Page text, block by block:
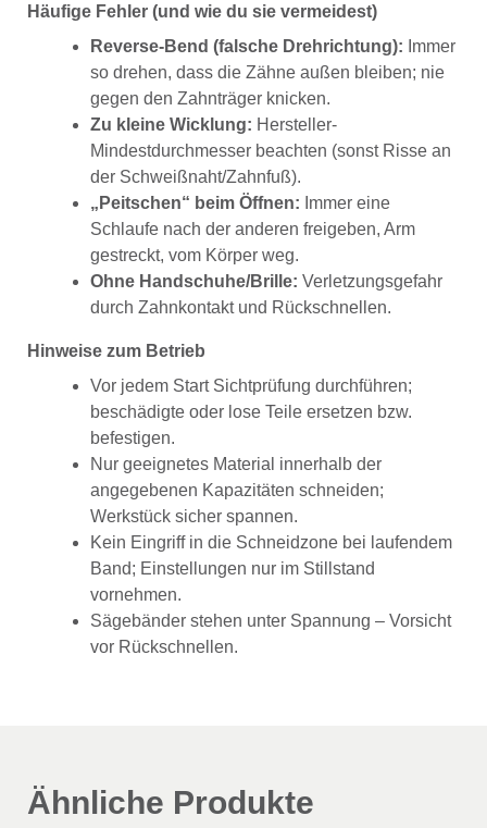
Häufige Fehler (und wie du sie vermeidest)
Reverse-Bend (falsche Drehrichtung): Immer
so drehen, dass die Zähne außen bleiben; nie
gegen den Zahnträger knicken.
Zu kleine Wicklung: Hersteller-
Mindestdurchmesser beachten (sonst Risse an
der Schweißnaht/Zahnfuß).
„Peitschen“ beim Öffnen: Immer eine
Schlaufe nach der anderen freigeben, Arm
gestreckt, vom Körper weg.
Ohne Handschuhe/Brille: Verletzungsgefahr
durch Zahnkontakt und Rückschnellen.
Hinweise zum Betrieb
Vor jedem Start Sichtprüfung durchführen;
beschädigte oder lose Teile ersetzen bzw.
befestigen.
Nur geeignetes Material innerhalb der
angegebenen Kapazitäten schneiden;
Werkstück sicher spannen.
Kein Eingriff in die Schneidzone bei laufendem
Band; Einstellungen nur im Stillstand
vornehmen.
Sägebänder stehen unter Spannung – Vorsicht
vor Rückschnellen.
Ähnliche Produkte